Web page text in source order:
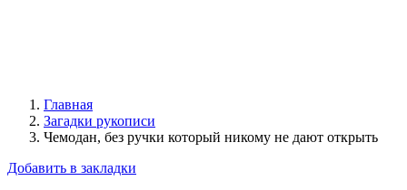
Главная
Загадки рукописи
Чемодан, без ручки который никому не дают открыть
Добавить в закладки